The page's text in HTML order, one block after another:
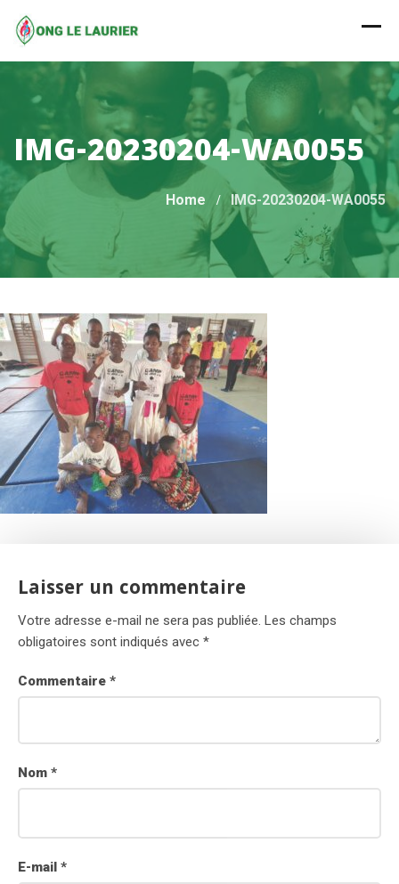
content
IMG-20230204-WA0055
Home IMG-20230204-WA0055
Laisser un commentaire
Votre adresse e-mail ne sera pas publiée. Les champs
obligatoires sont indiqués avec *
Commentaire *
Nom *
E-mail *